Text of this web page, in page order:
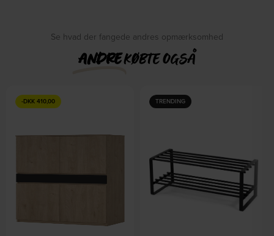
Se hvad der fangede andres opmærksomhed
ANDREKØBTE OGSÅ
-DKK 410,00 TRENDING